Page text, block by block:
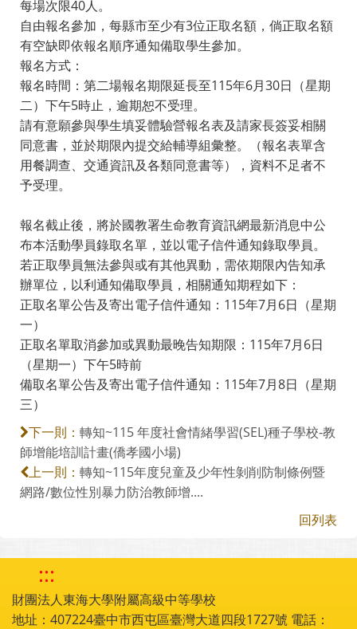
每場次限40人。
自由報名參加，每縣市至少有3位正取名額，倘正取名額
有空缺即依報名順序通知備取學生參加。
報名方式：
報名時間：第二場報名期限延長至115年6月30日（星期
二）下午5時止，逾期恕不受理。
請有意願參與學生填妥體驗營報名表及請家長簽妥相關
同意書，並於期限內提交給輔導組彙整。（報名表單含
用餐調查、交通資訊及各類同意書等），資料不足者不
予受理。
報名截止後，將於國教署生命教育資訊網最新消息中公
布本活動學員錄取名單，並以電子信件通知錄取學員。
若正取學員無法參與或有其他異動，需依期限內告知承
辦單位，以利通知備取學員，相關通知期程如下：
正取名單公告及寄出電子信件通知：115年7月6日（星期
一）
正取名單取消參加或異動最晚告知期限：115年7月6日
（星期一）下午5時前
備取名單公告及寄出電子信件通知：115年7月8日（星期
三）
下一則： 轉知~115 年度社會情緒學習(SEL)種子學校-教
師增能培訓計畫(僑孝國小場)
上一則： 轉知~115年度兒童及少年性剝削防制條例暨
網路/數位性別暴力防治教師增....
回列表
:::
財團法人東海大學附屬高級中等學校
地址：407224臺中市西屯區臺灣大道四段1727號 電話：